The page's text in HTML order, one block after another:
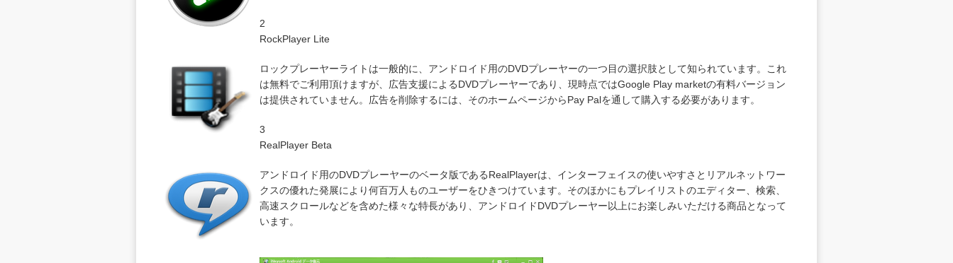
2
RockPlayer Lite
ロックプレーヤーライトは一般的に、アンドロイド用のDVDプレーヤーの一つ目の選択肢として知られています。これ
は無料でご利用頂けますが、広告支援によるDVDプレーヤーであり、現時点ではGoogle Play marketの有料バージョン
は提供されていません。広告を削除するには、そのホームページからPay Palを通して購入する必要があります。
3
RealPlayer Beta
アンドロイド用のDVDプレーヤーのベータ版であるRealPlayerは、インターフェイスの使いやすさとリアルネットワー
クスの優れた発展により何百万人ものユーザーをひきつけています。そのほかにもプレイリストのエディター、検索、
高速スクロールなどを含めた様々な特長があり、アンドロイドDVDプレーヤー以上にお楽しみいただける商品となって
います。